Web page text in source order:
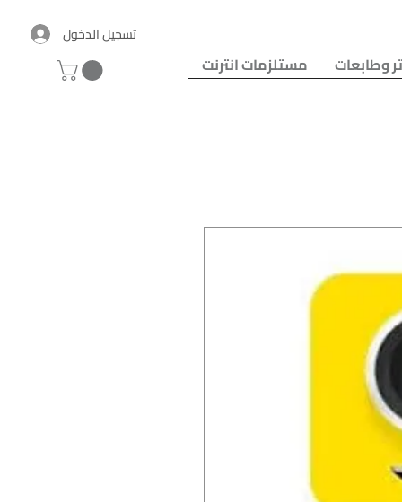
تسجيل الدخول
وطابعات مستلزمات انترنت